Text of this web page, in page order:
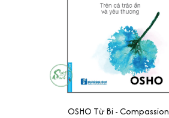
OSHO Từ Bi - Compassion